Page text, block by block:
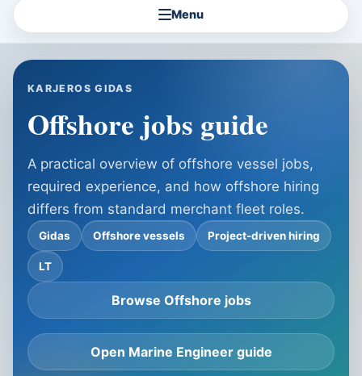
Menu
KARJEROS GIDAS
Offshore jobs guide
A practical overview of offshore vessel jobs,
required experience, and how offshore hiring
differs from standard merchant fleet roles.
Gidas Offshore vessels Project-driven hiring
LT
Browse Offshore jobs
Open Marine Engineer guide